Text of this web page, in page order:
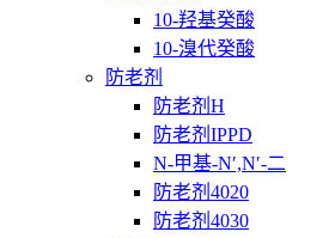
10-羟基癸酸
10-溴代癸酸
防老剂
防老剂H
防老剂IPPD
N-甲基-N′,N′-二
防老剂4020
防老剂4030